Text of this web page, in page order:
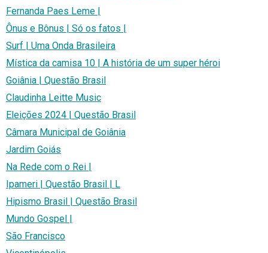
Fernanda Paes Leme |
Ônus e Bônus | Só os fatos |
Surf | Uma Onda Brasileira
Mística da camisa 10 | A história de um super héroi
Goiânia | Questão Brasil
Claudinha Leitte Music
Eleições 2024 | Questão Brasil
Câmara Municipal de Goiânia
Jardim Goiás
Na Rede com o Rei |
Ipameri | Questão Brasil | L
Hipismo Brasil | Questão Brasil
Mundo Gospel |
São Francisco